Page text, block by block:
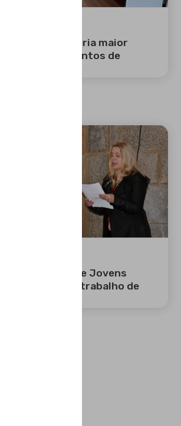
de Évora cria maior
com Agrupamentos de
de Jovens
em Évora trabalho de